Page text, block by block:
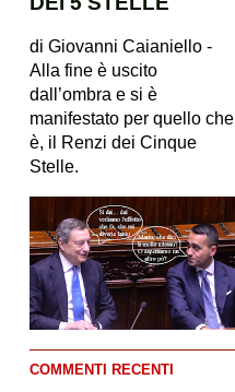
di Giovanni Caianiello -
Alla fine è uscito
dall’ombra e si è
manifestato per quello che
è, il Renzi dei Cinque
Stelle.
COMMENTI RECENTI